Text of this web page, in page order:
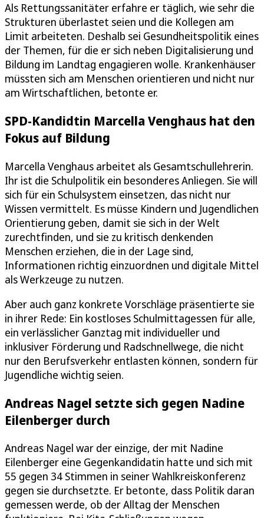
Als Rettungssanitäter erfahre er täglich, wie sehr die
Strukturen überlastet seien und die Kollegen am
Limit arbeiteten. Deshalb sei Gesundheitspolitik eines
der Themen, für die er sich neben Digitalisierung und
Bildung im Landtag engagieren wolle. Krankenhäuser
müssten sich am Menschen orientieren und nicht nur
am Wirtschaftlichen, betonte er.
SPD-Kandidtin Marcella Venghaus hat den
Fokus auf Bildung
Marcella Venghaus arbeitet als Gesamtschullehrerin.
Ihr ist die Schulpolitik ein besonderes Anliegen. Sie will
sich für ein Schulsystem einsetzen, das nicht nur
Wissen vermittelt. Es müsse Kindern und Jugendlichen
Orientierung geben, damit sie sich in der Welt
zurechtfinden, und sie zu kritisch denkenden
Menschen erziehen, die in der Lage sind,
Informationen richtig einzuordnen und digitale Mittel
als Werkzeuge zu nutzen.
Aber auch ganz konkrete Vorschläge präsentierte sie
in ihrer Rede: Ein kostloses Schulmittagessen für alle,
ein verlässlicher Ganztag mit individueller und
inklusiver Förderung und Radschnellwege, die nicht
nur den Berufsverkehr entlasten können, sondern für
Jugendliche wichtig seien.
Andreas Nagel setzte sich gegen Nadine
Eilenberger durch
Andreas Nagel war der einzige, der mit Nadine
Eilenberger eine Gegenkandidatin hatte und sich mit
55 gegen 34 Stimmen in seiner Wahlkreiskonferenz
gegen sie durchsetzte. Er betonte, dass Politik daran
gemessen werde, ob der Alltag der Menschen